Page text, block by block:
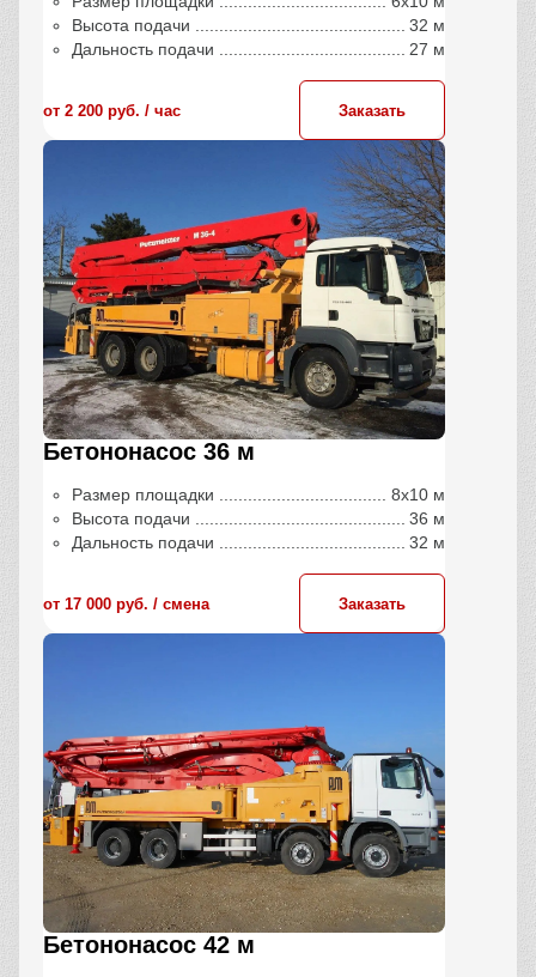
Высота подачи
32 м
Дальность подачи
27 м
от 2 200 руб. / час Заказать
Бетононасос 36 м
Размер площадки
8х10 м
Высота подачи
36 м
Дальность подачи
32 м
от 17 000 руб. / сменa Заказать
Бетононасос 42 м